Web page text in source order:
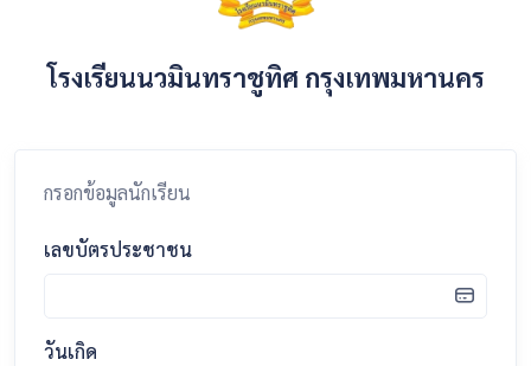
โรงเรียนนวมินทราชูทิศ กรุงเทพมหานคร
กรอกข้อมูลนักเรียน
เลขบัตรประชาชน
วันเกิด